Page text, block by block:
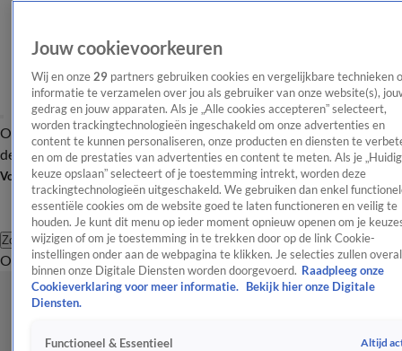
OverzichtAfleveringen Entertainment TV Algemeen
Tip
de redactieNieuwsbrief
Volg Shownieuws
Zoeken
OverzichtEntertainmentSpraakmakendRealityCrimeVideo's
Jouw cookievoorkeuren
Wij en onze 29 partners gebruiken cookies en vergelijkbare technieken
informatie te verzamelen over jou als gebruiker van onze website(s),
gedrag en jouw apparaten. Als je „Alle cookies accepteren” selecteert,
worden trackingtechnologieën ingeschakeld om onze advertenties en
content te kunnen personaliseren, onze producten en diensten te
en om de prestaties van advertenties en content te meten. Als je
keuze opslaan” selecteert of je toestemming intrekt, worden deze
trackingtechnologieën uitgeschakeld. We gebruiken dan enkel
essentiële cookies om de website goed te laten functioneren en veilig te
houden. Je kunt dit menu op ieder moment opnieuw openen om je
wijzigen of om je toestemming in te trekken door op de link Cookie-
instellingen onder aan de webpagina te klikken. Je selecties zullen overal
binnen onze Digitale Diensten worden doorgevoerd. Raadpleeg onze
Cookieverklaring voor meer informatie.
Bekijk hier onze Digitale
Diensten.
Functioneel & Essentieel Altijd